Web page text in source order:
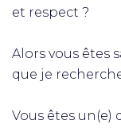
et respect ?
Alors vous êtes
que je
Vous êtes un(e)